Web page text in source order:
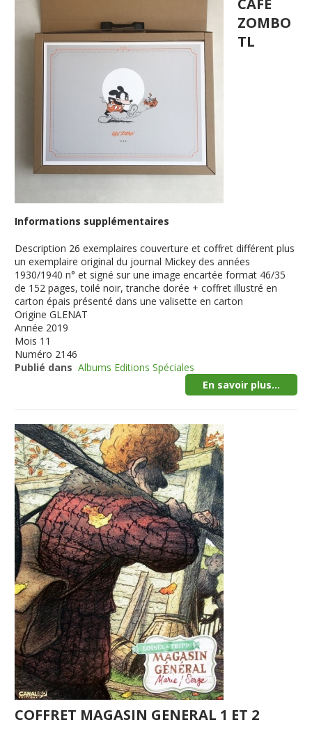
CAFE
ZOMBO
TL
Informations supplémentaires
Description 26 exemplaires couverture et coffret différent plus
un exemplaire original du journal Mickey des années
1930/1940 n° et signé sur une image encartée format 46/35
de 152 pages, toilé noir, tranche dorée + coffret illustré en
carton épais présenté dans une valisette en carton
Origine GLENAT
Année 2019
Mois 11
Numéro 2146
Publié dans Albums Editions Spéciales
En savoir plus...
COFFRET MAGASIN GENERAL 1 ET 2